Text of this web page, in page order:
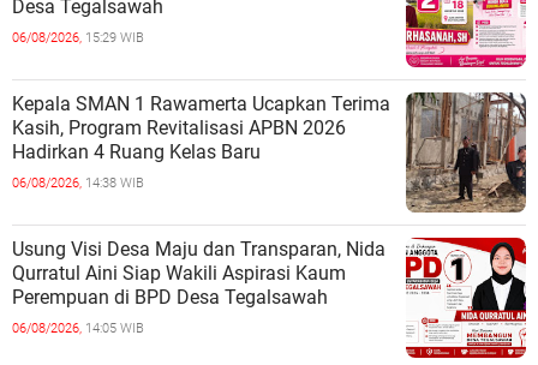
Desa Tegalsawah
06/08/2026, 15:29 WIB
Kepala SMAN 1 Rawamerta Ucapkan Terima
Kasih, Program Revitalisasi APBN 2026
Hadirkan 4 Ruang Kelas Baru
06/08/2026, 14:38 WIB
Usung Visi Desa Maju dan Transparan, Nida
Qurratul Aini Siap Wakili Aspirasi Kaum
Perempuan di BPD Desa Tegalsawah
06/08/2026, 14:05 WIB